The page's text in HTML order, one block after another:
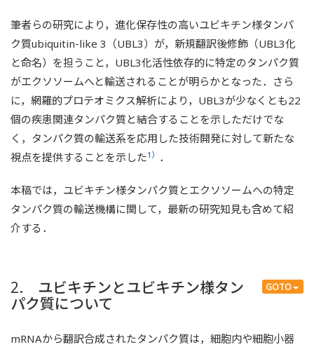
筆者らの研究により，進化保存性の高いユビキチン様タンパ
ク質ubiquitin-like 3（UBL3）が，新規翻訳後修飾（UBL3化
と命名）を担うこと，UBL3化活性依存的に特定のタンパク質
がエクソソームへと輸送されることが明らかとなった．さら
に，網羅的プロテオミクス解析により，UBL3が少なくとも22
個の疾患関連タンパク質と結合することを示しただけでな
く，タンパク質の輸送系を応用した技術開発に対して新たな
視点を提供することを示した1） ．
本稿では，ユビキチン様タンパク質とエクソソームへの特定
タンパク質の輸送機構に関して，最新の研究知見も含めて紹
介する．
GOTO
2. ユビキチンとユビキチン様タン
パク質について
mRNAから翻訳合成されたタンパク質は，細胞内や細胞小器